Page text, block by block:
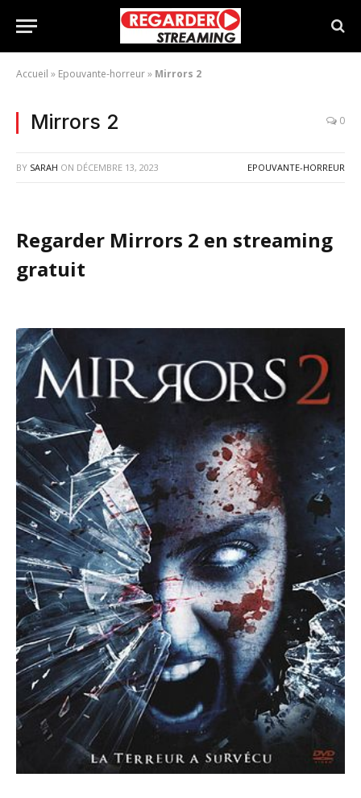
Accueil » Epouvante-horreur» Mirrors 2
Mirrors 2 0
BY SARAH ON DÉCEMBRE 13, 2023 EPOUVANTE-HORREUR
Regarder Mirrors 2 en streaming
gratuit